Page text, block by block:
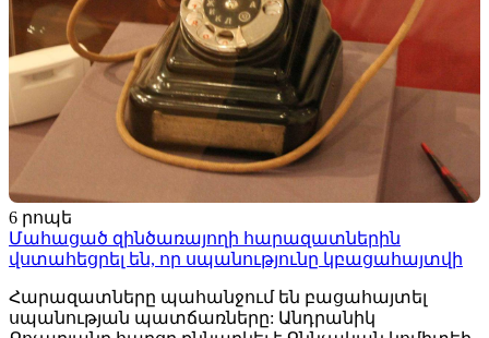
6 րոպե
Մահացած զինծառայողի հարազատներին
վստահեցրել են, որ սպանությունը կբացահայտվի
Հարազատները պահանջում են բացահայտել
սպանության պատճառները: Անդրանիկ